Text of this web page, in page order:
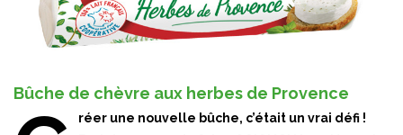
Bûche de chèvre aux herbes de Provence
réer une nouvelle bûche, c’était un vrai défi !